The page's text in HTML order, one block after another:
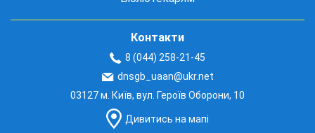
Контакти
8 (044) 258-21-45
dnsgb_uaan@ukr.net
03127 м. Київ, вул. Героїв Оборони, 10
Дивитись на мапі